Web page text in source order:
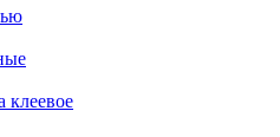
клеевое